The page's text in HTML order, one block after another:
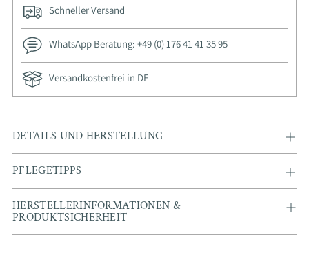
Schneller Versand
WhatsApp Beratung: +49 (0) 176 41 41 35 95
Versandkostenfrei in DE
Adding
product
to
your
cart
DETAILS UND HERSTELLUNG
PFLEGETIPPS
HERSTELLERINFORMATIONEN &
PRODUKTSICHERHEIT